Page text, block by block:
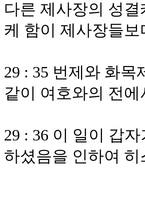
다른 제사장의 성
케 함이 제사장들
29 : 35 번제와 화
같이 여호와의 전
29 : 36 이 일이 갑
하셨음을 인하여